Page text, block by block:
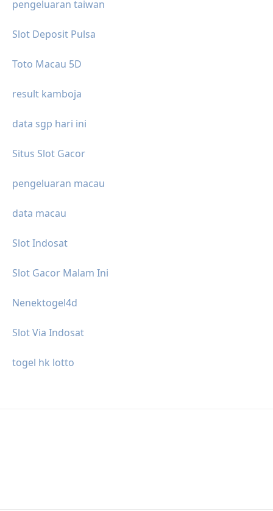
pengeluaran taiwan
Slot Deposit Pulsa
Toto Macau 5D
result kamboja
data sgp hari ini
Situs Slot Gacor
pengeluaran macau
data macau
Slot Indosat
Slot Gacor Malam Ini
Nenektogel4d
Slot Via Indosat
togel hk lotto